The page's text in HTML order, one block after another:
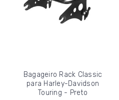
Bagageiro Rack Classic
para Harley-Davidson
Touring - Preto